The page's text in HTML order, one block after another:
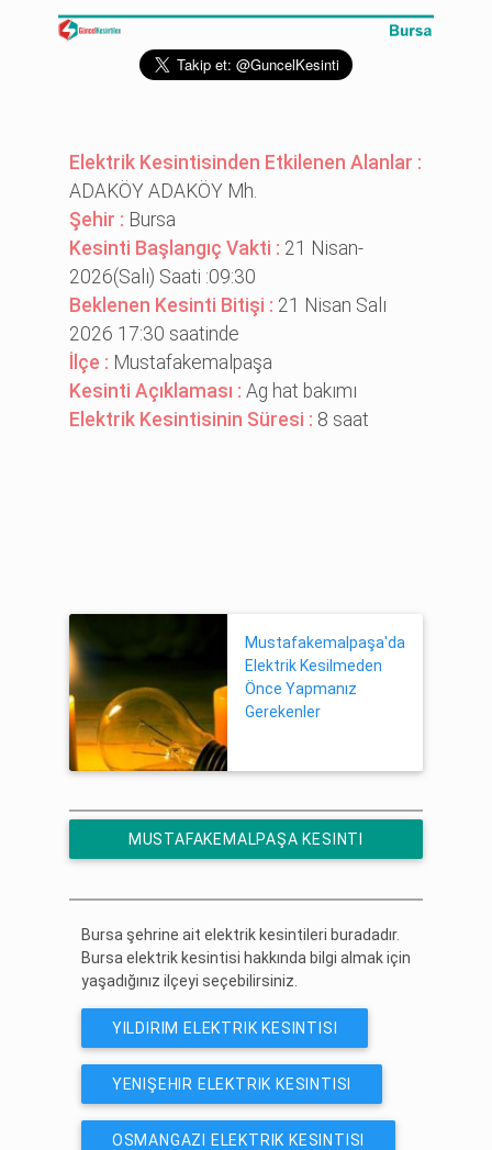
Elektrik Kesintisinden Etkilenen Alanlar :
ADAKÖY ADAKÖY Mh.
Şehir : Bursa
Kesinti Başlangıç Vakti : 21 Nisan-
2026(Salı) Saati :09:30
Beklenen Kesinti Bitişi : 21 Nisan Salı
2026 17:30 saatinde
İlçe : Mustafakemalpaşa
Kesinti Açıklaması :Ag hat bakımı
Elektrik Kesintisinin Süresi : 8 saat
Mustafakemalpaşa'da
Elektrik Kesilmeden
Önce Yapmanız
Gerekenler
MUSTAFAKEMALPAŞA KESINTI
Bursa şehrine ait elektrik kesintileri buradadır.
Bursa elektrik kesintisi hakkında bilgi almak için
yaşadığınız ilçeyi seçebilirsiniz.
YILDIRIM ELEKTRIK KESINTISI
YENIŞEHIR ELEKTRIK KESINTISI
OSMANGAZI ELEKTRIK KESINTISI